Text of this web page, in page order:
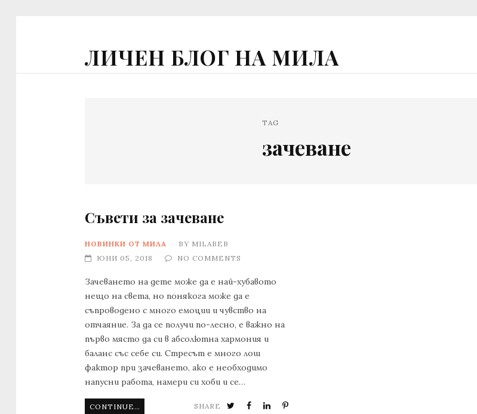
ЛИЧЕН БЛОГ НА МИЛА
TAG
зачеване
Съвети за зачеване
НОВИНКИ ОТ МИЛА BY MILABEB
ЮНИ 05, 2018
NO COMMENTS
Зачеването на дете може да е най-хубавото
нещо на света, но понякога може да е
съпроводено с много емоции и чувство на
отчаяние. За да се получи по-лесно, е важно на
първо място да си в абсолютна хармония и
баланс със себе си. Стресът е много лош
фактор при зачеването, ако е необходимо
напусни работа, намери си хоби и се…
CONTINUE READING SHARE